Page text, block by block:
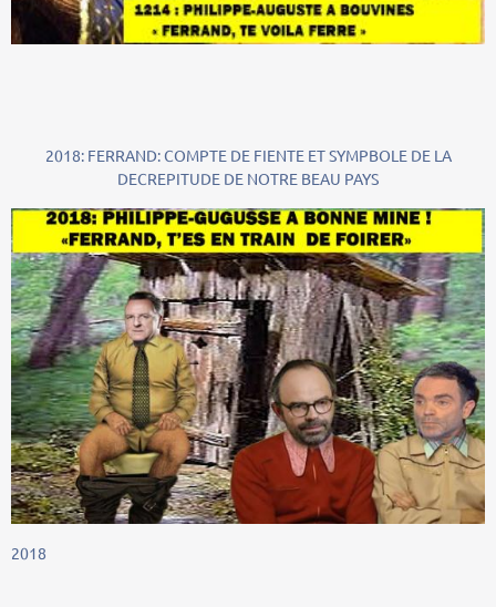
2018: FERRAND: COMPTE DE FIENTE ET SYMPBOLE DE LA
DECREPITUDE DE NOTRE BEAU PAYS
2018